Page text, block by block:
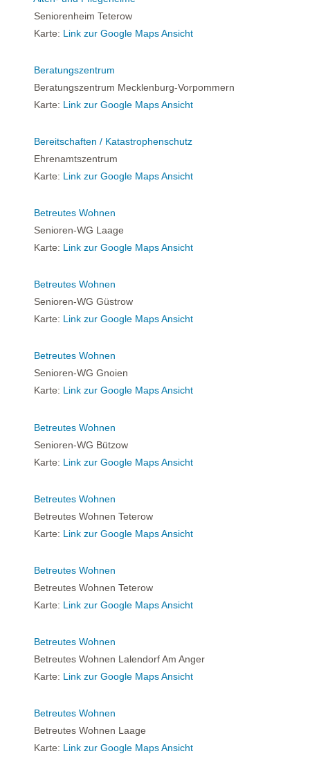
Seniorenheim Teterow
Karte: Link zur Google Maps Ansicht
Beratungszentrum
Beratungszentrum Mecklenburg-Vorpommern
Karte: Link zur Google Maps Ansicht
Bereitschaften / Katastrophenschutz
Ehrenamtszentrum
Karte: Link zur Google Maps Ansicht
Betreutes Wohnen
Senioren-WG Laage
Karte: Link zur Google Maps Ansicht
Betreutes Wohnen
Senioren-WG Güstrow
Karte: Link zur Google Maps Ansicht
Betreutes Wohnen
Senioren-WG Gnoien
Karte: Link zur Google Maps Ansicht
Betreutes Wohnen
Senioren-WG Bützow
Karte: Link zur Google Maps Ansicht
Betreutes Wohnen
Betreutes Wohnen Teterow
Karte: Link zur Google Maps Ansicht
Betreutes Wohnen
Betreutes Wohnen Teterow
Karte: Link zur Google Maps Ansicht
Betreutes Wohnen
Betreutes Wohnen Lalendorf Am Anger
Karte: Link zur Google Maps Ansicht
Betreutes Wohnen
Betreutes Wohnen Laage
Karte: Link zur Google Maps Ansicht